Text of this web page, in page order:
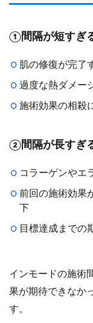
①間隔が短すぎ
肌の修復が完了
過度な熱ダメー
施術効果の相殺
②間隔が長すぎ
コラーゲンやエ
前回の施術効果
下
目標達成までの
インモードの施術
果が期待できなか
す。